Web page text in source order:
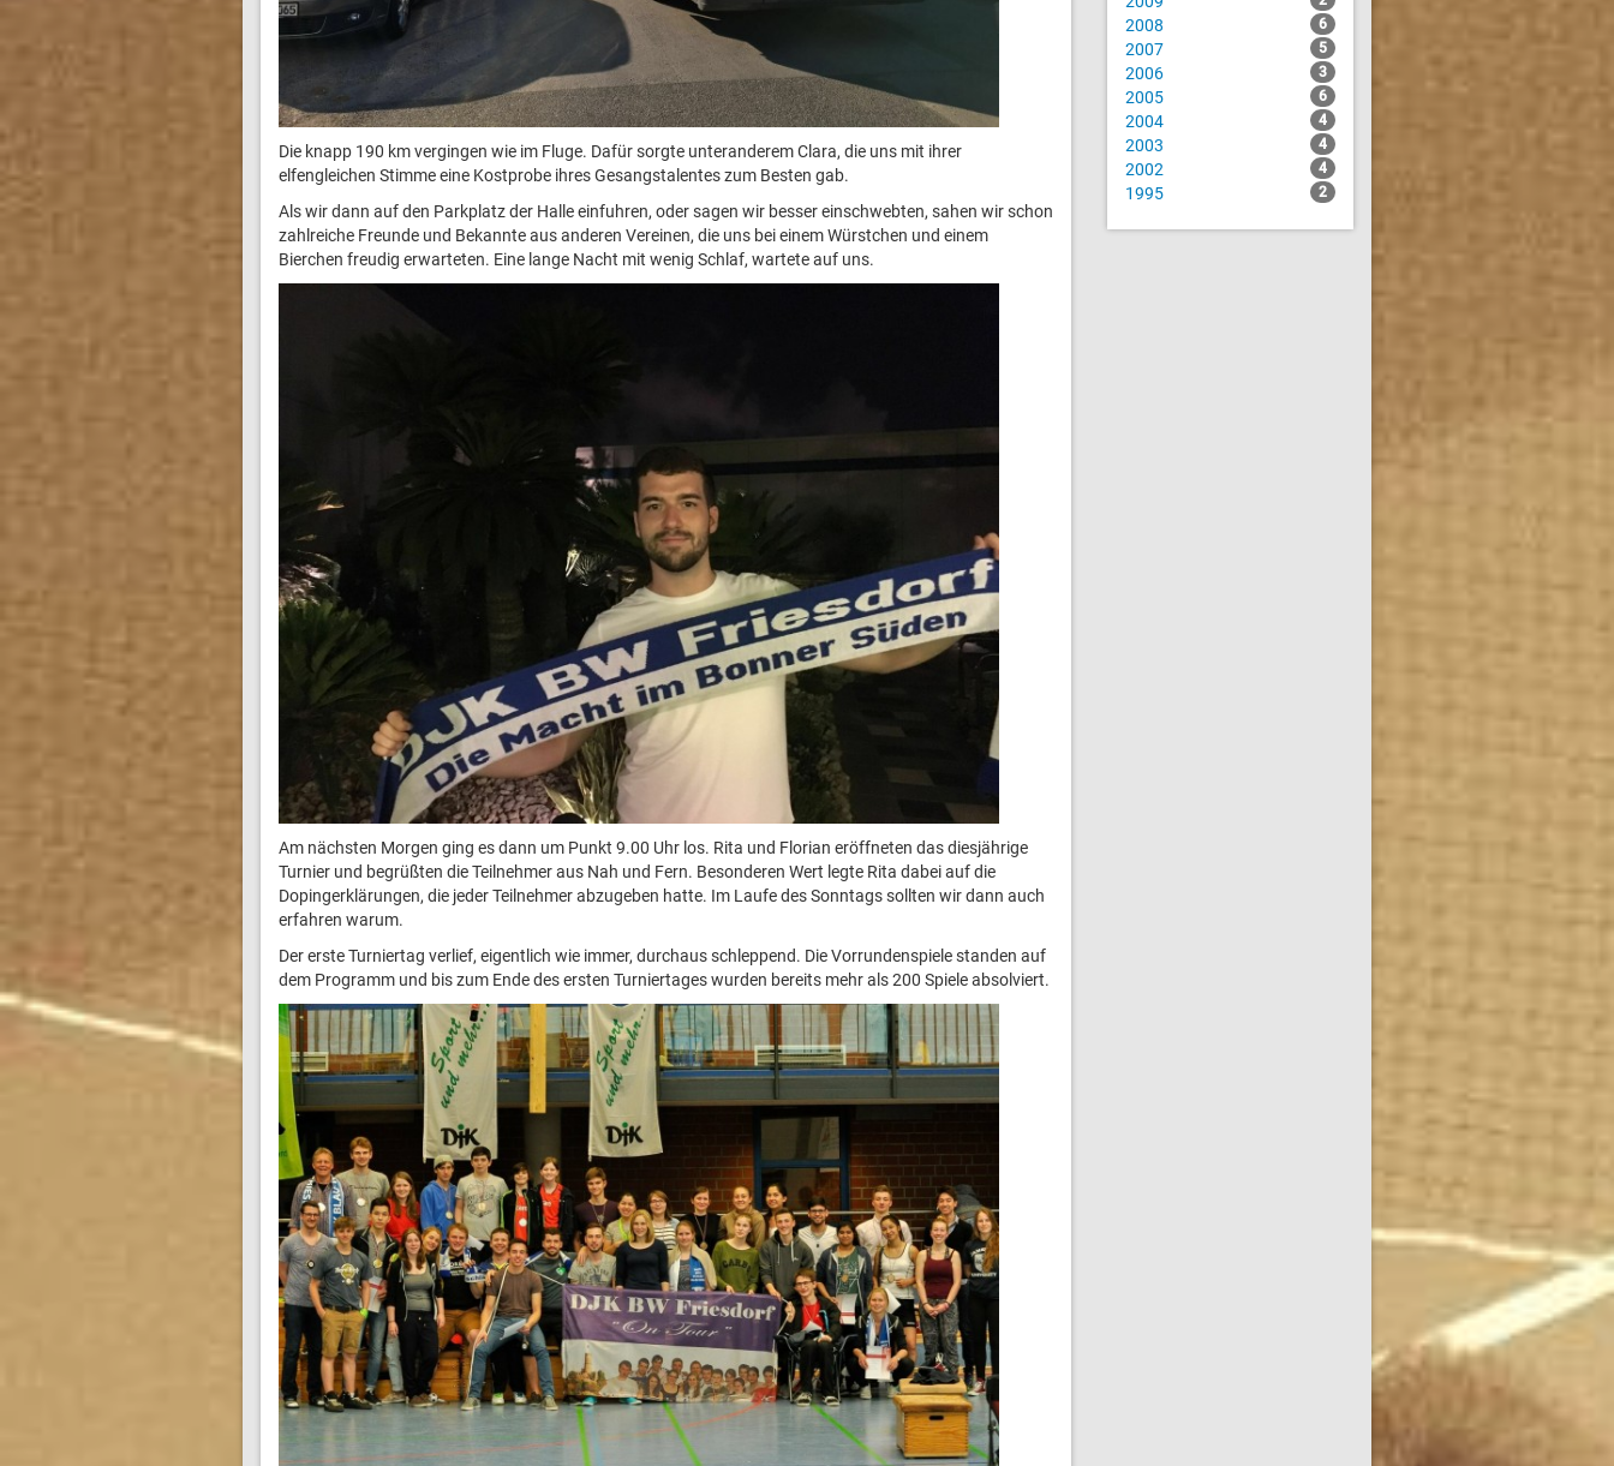
Die knapp 190 km vergingen wie im Fluge. Dafür sorgte unteranderem Clara, die uns mit ihrer
elfengleichen Stimme eine Kostprobe ihres Gesangstalentes zum Besten gab.
Als wir dann auf den Parkplatz der Halle einfuhren, oder sagen wir besser einschwebten, sahen wir schon
zahlreiche Freunde und Bekannte aus anderen Vereinen, die uns bei einem Würstchen und einem
Bierchen freudig erwarteten. Eine lange Nacht mit wenig Schlaf, wartete auf uns.
Am nächsten Morgen ging es dann um Punkt 9.00 Uhr los. Rita und Florian eröffneten das diesjährige
Turnier und begrüßten die Teilnehmer aus Nah und Fern. Besonderen Wert legte Rita dabei auf die
Dopingerklärungen, die jeder Teilnehmer abzugeben hatte. Im Laufe des Sonntags sollten wir dann auch
erfahren warum.
Der erste Turniertag verlief, eigentlich wie immer, durchaus schleppend. Die Vorrundenspiele standen auf
dem Programm und bis zum Ende des ersten Turniertages wurden bereits mehr als 200 Spiele absolviert.
2008 6
2007 5
2006 3
2005 6
2004 4
2003 4
2002 4
1995 2